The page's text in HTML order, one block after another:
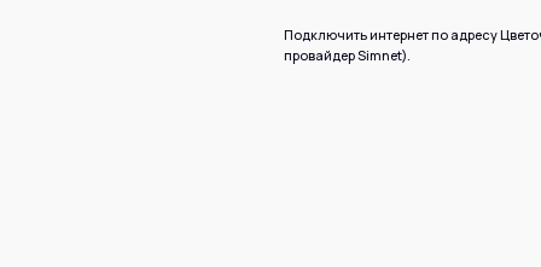
Подключить интернет по адресу
провайдер Simnet).